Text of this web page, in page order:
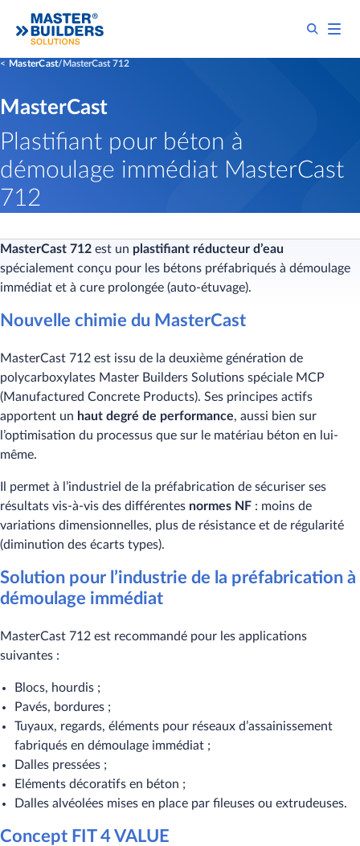
MasterCast MasterCast 712
MasterCast
Plastifiant pour béton à
démoulage immédiat MasterCast
712
MasterCast 712 est un plastifiant réducteur d’eau
spécialement conçu pour les bétons préfabriqués à démoulage
immédiat et à cure prolongée (auto-étuvage).
Nouvelle chimie du MasterCast
MasterCast 712 est issu de la deuxième génération de
polycarboxylates Master Builders Solutions spéciale MCP
(Manufactured Concrete Products). Ses principes actifs
apportent un haut degré de performance, aussi bien sur
l’optimisation du processus que sur le matériau béton en lui-
même.
Il permet à l’industriel de la préfabrication de sécuriser ses
résultats vis-à-vis des différentes normes NF : moins de
variations dimensionnelles, plus de résistance et de régularité
(diminution des écarts types).
Solution pour l’industrie de la préfabrication à
démoulage immédiat
MasterCast 712 est recommandé pour les applications
suivantes :
Blocs, hourdis ;
Pavés, bordures ;
Tuyaux, regards, éléments pour réseaux d’assainissement
fabriqués en démoulage immédiat ;
Dalles pressées ;
Eléments décoratifs en béton ;
Dalles alvéolées mises en place par fileuses ou extrudeuses.
Concept FIT 4 VALUE